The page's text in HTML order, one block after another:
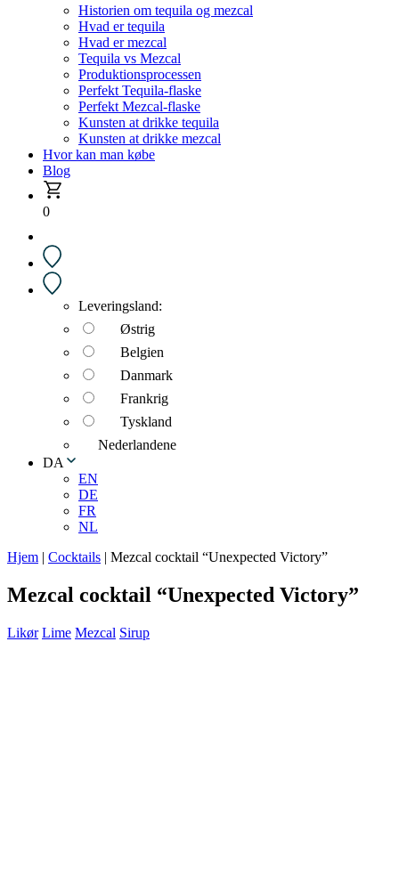
Historien om tequila og mezcal
Hvad er tequila
Hvad er mezcal
Tequila vs Mezcal
Produktionsprocessen
Perfekt Tequila-flaske
Perfekt Mezcal-flaske
Kunsten at drikke tequila
Kunsten at drikke mezcal
Hvor kan man købe
Blog
0
Leveringsland:
Østrig
Belgien
Danmark
Frankrig
Tyskland
Nederlandene
DA
EN
DE
FR
NL
Hjem | Cocktails | Mezcal cocktail “Unexpected Victory”
Mezcal cocktail “Unexpected Victory”
Likør Lime Mezcal Sirup